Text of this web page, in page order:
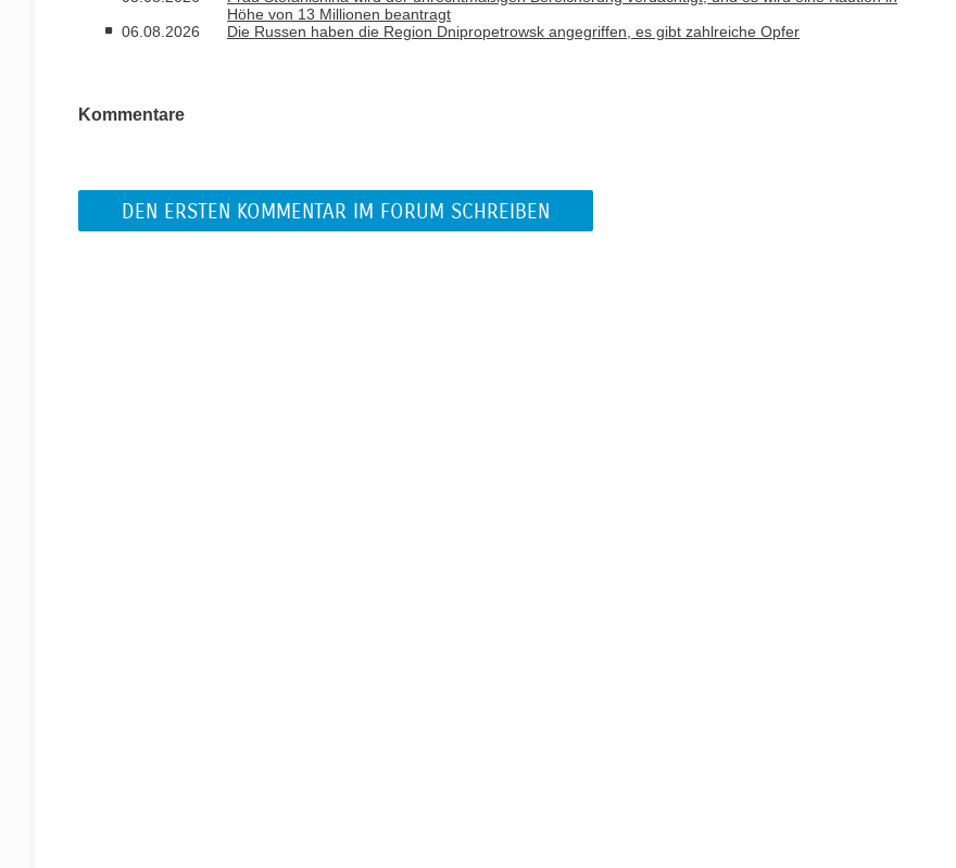
Höhe von 13 Millionen beantragt
06.08.2026
Die Russen haben die Region Dnipropetrowsk angegriffen, es gibt zahlreiche Opfer
Kommentare
DEN ERSTEN KOMMENTAR IM FORUM SCHREIBEN